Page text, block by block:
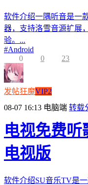
软件介绍一隅听音是一
器，支持洛雪音源扩展
验。...
#Android
0
0 23
发帖狂魔VIP2
08-07 16:13 电脑端 转载
电视免费听
电视版
软件介绍SU音乐TV是